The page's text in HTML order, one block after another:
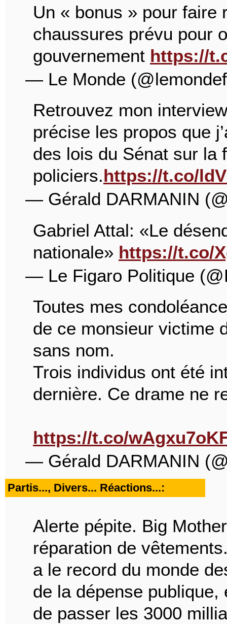
Un « bonus » pour faire
chaussures prévu pour
gouvernement https://
— Le Monde
Retrouvez mon
précise les propos que
des lois du Sénat sur la
policiers.https://t.co/
— Gérald DARMANIN
Gabriel Attal: «Le
nationale» https://t.co/
— Le Figaro Politique
Toutes mes
de ce monsieur victime
sans nom.
Trois individus ont été
dernière. Ce drame ne
https://t.co/
— Gérald DARMANIN
Partis..., Divers... Réactions...:
Alerte pépite. Big
réparation de
a le record du monde
de la dépense
de passer les 3000